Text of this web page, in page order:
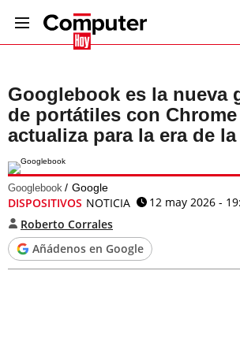
Googlebook es la nueva
de portátiles con
actualiza para la era de
Googlebook Google
DISPOSITIVOS NOTICIA
12 may 2026 -
Roberto Corrales
Añádenos en Google